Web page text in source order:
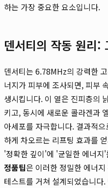
하는 가장 중요한 요소입니다.
덴서티의 작동 원리:
덴서티는 6.78MHz의 강력한
너지가 피부에 조사되면, 피부
생시킵니다. 이 열은 진피층의
키고, 동시에 새로운 콜라겐과
아세포를 자극합니다. 결과적
하게 차오르는 리프팅 효과를
'정확한 깊이'에 '균일한 에너지
정품팁은 이러한 정밀한 에너
테스트를 거쳐 설계되었습니다